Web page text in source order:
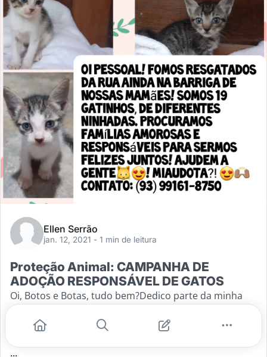
Ellen Serrão
jan. 12, 2021 - 1 min de leitura
Proteção Animal: CAMPANHA DE
ADOÇÃO RESPONSÁVEL DE GATOS
Oi, Botos e Botas, tudo bem?Dedico parte da minha
vida aos bichos. Moro há 5 anos em Ater do Chão e
sou protetora independente de animais. Há 3
...